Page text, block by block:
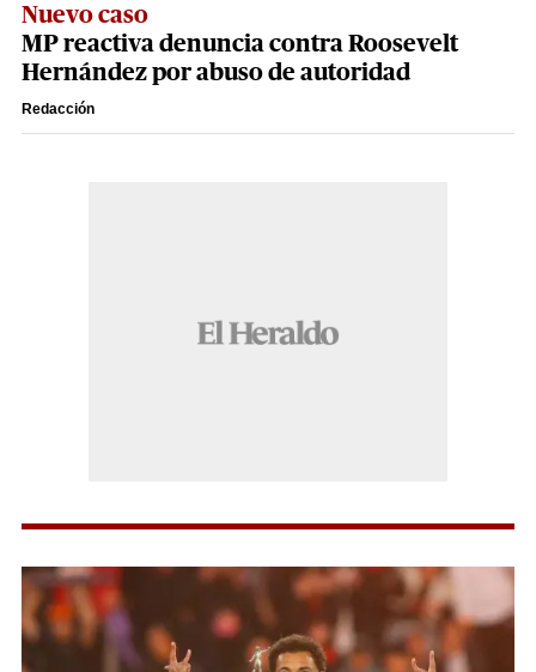
Nuevo caso
MP reactiva denuncia contra Roosevelt
Hernández por abuso de autoridad
Redacción